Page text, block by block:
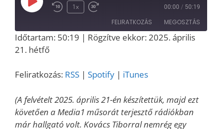
Play
1x 00:00 / 50:19
FELIRATKOZÁS MEGOSZTÁS
RSS
MEGOSZT
ÁS
LINK
Időtartam: 50:19 | Rögzítve ekkor: 2025. április
21. hétfő
Feliratkozás: RSS | Spotify | iTunes
(A felvételt 2025. április 21-én készítettük, majd ezt
követően a Media1 műsorát terjesztő rádiókban
már hallgató volt. Kovács Tiborral nemrég egy